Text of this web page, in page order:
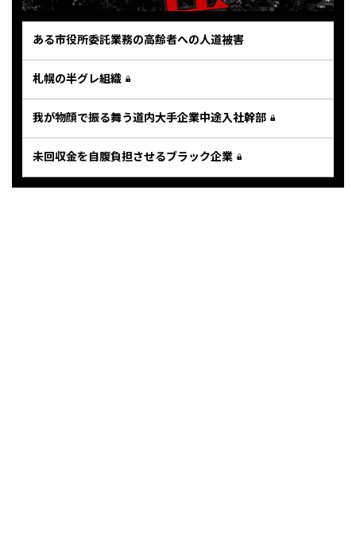
ある市役所委託業務の高齢者への人道被害
札幌の半グレ組織
我が物顔で振る舞う道内大手企業中途入社幹部
未回収金を自腹負担させるブラック企業